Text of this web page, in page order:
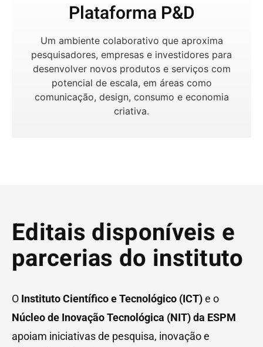
Plataforma P&D
Um ambiente colaborativo que aproxima
pesquisadores, empresas e investidores para
desenvolver novos produtos e serviços com
potencial de escala, em áreas como
comunicação, design, consumo e economia
criativa.
Editais disponíveis e
parcerias do instituto
O Instituto Científico e Tecnológico (ICT)e o
Núcleo de Inovação Tecnológica (NIT) da ESPM
apoiam iniciativas de pesquisa, inovação e